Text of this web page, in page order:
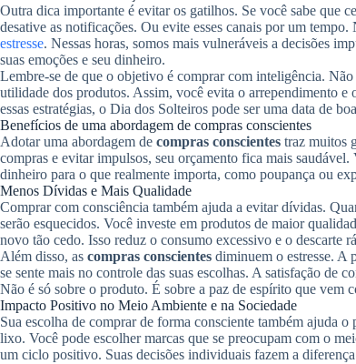
Outra dica importante é evitar os gatilhos. Se você sabe que
desative as notificações. Ou evite esses canais por um
estresse. Nessas horas, somos mais vulneráveis a decisões
suas emoções e seu dinheiro.
Lembre-se de que o objetivo é comprar com inteligência.
utilidade dos produtos. Assim, você evita o arrependimento e
essas estratégias, o Dia dos Solteiros pode ser uma data de
Benefícios de uma abordagem de compras conscientes
Adotar uma abordagem de compras conscientes traz muitos
compras e evitar impulsos, seu orçamento fica mais
dinheiro para o que realmente importa, como poupança ou
Menos Dívidas e Mais Qualidade
Comprar com consciência também ajuda a evitar dívidas.
serão esquecidos. Você investe em produtos de maior
novo tão cedo. Isso reduz o consumo excessivo e o descarte
Além disso, as compras conscientes diminuem o estresse. A
se sente mais no controle das suas escolhas. A satisfação de
Não é só sobre o produto. É sobre a paz de espírito que vem
Impacto Positivo no Meio Ambiente e na Sociedade
Sua escolha de comprar de forma consciente também ajuda
lixo. Você pode escolher marcas que se preocupam com o
um ciclo positivo. Suas decisões individuais fazem a